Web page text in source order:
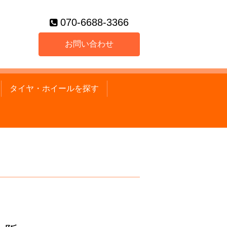
070-6688-3366
お問い合わせ
タイヤ・ホイールを探す